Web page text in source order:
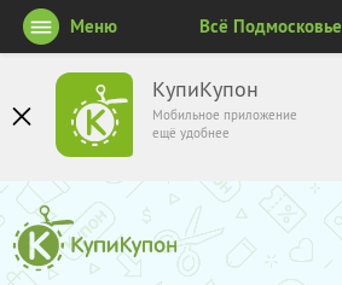
КупиКупон
Мобильное приложение
ещё удобнее
Меню Всё Подмосковье